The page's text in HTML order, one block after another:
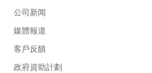
公司新闻
媒體報道
客戶反饋
政府資助計劃